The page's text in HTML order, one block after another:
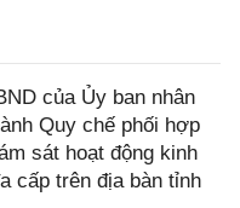
của Ủy ban nhân
Quy chế phối hợp
sát hoạt động kinh
cấp trên địa bàn tỉnh